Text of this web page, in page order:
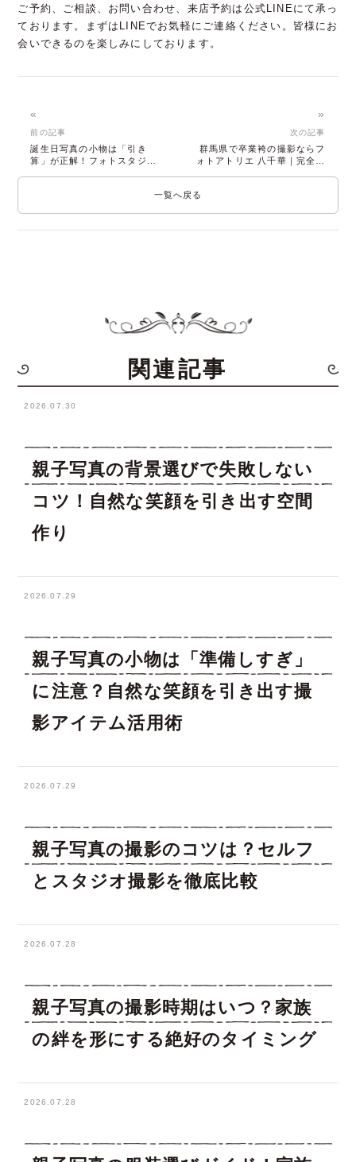
ご予約、ご相談、お問い合わせ、来店予約は公式LINEにて承っ
ております。まずはLINEでお気軽にご連絡ください。皆様にお
会いできるのを楽しみにしております。
«
前の記事
誕生日写真の小物は「引き
算」が正解！フォトスタジオ
一覧へ戻る
»
次の記事
群馬県で卒業袴の撮影ならフ
ォトアトリエ 八千華｜完全貸
関連記事
2026.07.30
親子写真の背景選びで失敗しない
コツ！自然な笑顔を引き出す空間
作り
2026.07.29
親子写真の小物は「準備しすぎ」
に注意？自然な笑顔を引き出す撮
影アイテム活用術
2026.07.29
親子写真の撮影のコツは？セルフ
とスタジオ撮影を徹底比較
2026.07.28
親子写真の撮影時期はいつ？家族
の絆を形にする絶好のタイミング
2026.07.28